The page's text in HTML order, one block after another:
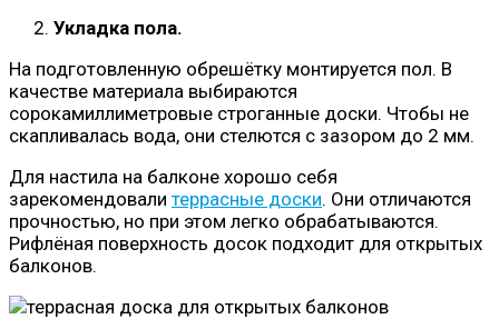
Укладка пола.
На подготовленную обрешётку монтируется пол. В
качестве материала выбираются
сорокамиллиметровые строганные доски. Чтобы не
скапливалась вода, они стелются с зазором до 2 мм.
Для настила на балконе хорошо себя
зарекомендовали террасные доски. Они отличаются
прочностью, но при этом легко обрабатываются.
Рифлёная поверхность досок подходит для открытых
балконов.